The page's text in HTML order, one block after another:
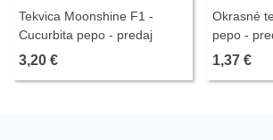
Tekvica Moonshine F1 -
Cucurbita pepo - predaj
semien - 6 ks
3,20 €
Okrasné
pepo -
1,37 €